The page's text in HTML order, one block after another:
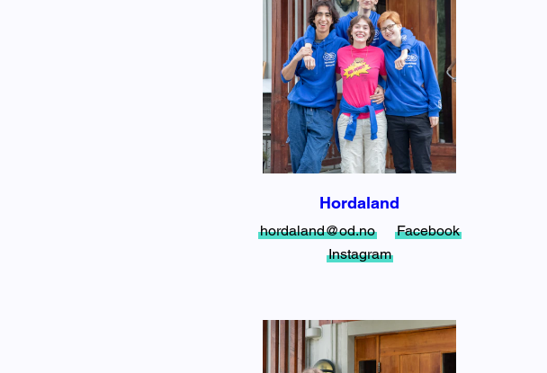
Hordaland
hordaland@od.no
Facebook
Instagram